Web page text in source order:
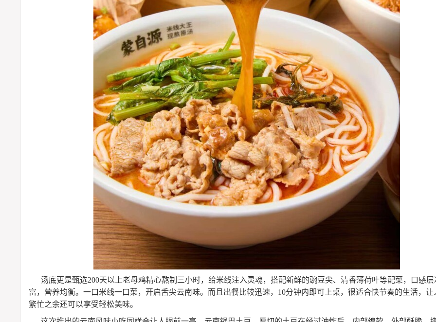
汤底更是甄选200天以上老母鸡精心熬制三小时，给米线注入灵魂，搭配新鲜的豌豆尖、清香薄荷叶等配菜，口感层
富，营养均衡。一口米线一口菜，开启舌尖云南味。而且出餐比较迅速，10分钟内即可上桌，很适合快节奏的生活，让
繁忙之余还可以享受轻松美味。